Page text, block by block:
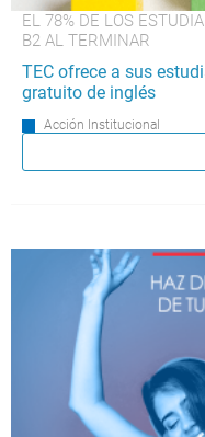
EL 78% DE LOS
B2 AL TERMINAR
TEC ofrece a sus
gratuito de inglés
Acción Institucional